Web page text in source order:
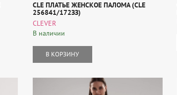
CLE ПЛАТЬЕ ЖЕНСКОЕ ПАЛОМА (CLE
256841/172ЗЗ)
CLEVER
В наличии
В КОРЗИНУ